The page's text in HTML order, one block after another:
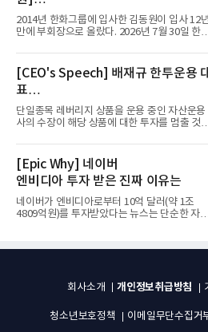
입사 12년 만에 금융계열 수장 등극
2014년 한화그룹에 입사한 김동원이 입사 12년
만에 부회장으로 올랐다. 2026년 7월 30일 한
[CEO's Speech] 배재규 한투운용
표
“개별종목 레버리지 투자 지금이라도
멈춰라”
단일종목 레버리지 상품을 운용 중인 자산운용
사의 수장이 해당 상품에 대한 투자를 멈출 것
[Epic Why] 네이버
엔비디아 투자 받은 진짜 이유는
네이버가 엔비디아로부터 10억 달러(약 1조
4809억원)를 투자받았다는 뉴스는 단순한 자
회사소개 개인정보취급방침
청소년보호정책 이메일무단수집거